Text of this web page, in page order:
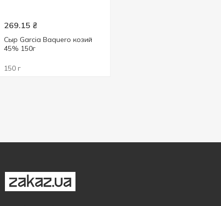
269.15 ₴
Сыр Garcia Baquero козий
45% 150г
150 г